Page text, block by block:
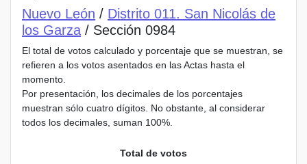
Nuevo León / Distrito 011. San Nicolás de
los Garza / Sección 0984
El total de votos calculado y porcentaje que se muestran, se
refieren a los votos asentados en las Actas hasta el
momento.
Por presentación, los decimales de los porcentajes
muestran sólo cuatro dígitos. No obstante, al considerar
todos los decimales, suman 100%.
Total de votos